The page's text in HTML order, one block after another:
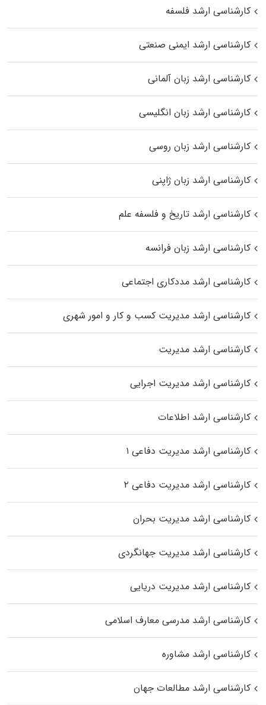
کارشناسی ارشد فلسفه
کارشناسی ارشد ایمنی صنعتی
کارشناسی ارشد زبان آلمانی
کارشناسی ارشد زبان انگلیسی
کارشناسی ارشد زبان روسی
کارشناسی ارشد زبان ژاپنی
کارشناسی ارشد تاریخ و فلسفه علم
کارشناسی ارشد زبان فرانسه
کارشناسی ارشد مددکاری اجتماعی
کارشناسی ارشد مدیریت کسب و کار و امور شهری
کارشناسی ارشد مدیریت
کارشناسی ارشد مدیریت اجرایی
کارشناسی ارشد اطلاعات
کارشناسی ارشد مدیریت دفاعی ۱
کارشناسی ارشد مدیریت دفاعی ۲
کارشناسی ارشد مدیریت بحران
کارشناسی ارشد مدیریت جهانگردی
کارشناسی ارشد مدیریت دریایی
کارشناسی ارشد مدرسی معارف اسلامی
کارشناسی ارشد مشاوره
کارشناسی ارشد مطالعات جهان